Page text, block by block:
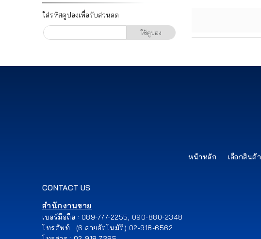
ใส่รหัสคูปองเพื่อรับส่วนลด
ใช้คูปอง
หน้าหลัก เลือกสินค้า
CONTACT US
สำนักงานขาย
เบอร์มือถือ : 089-777-2255, 090-880-2348
โทรศัพท์ : (6 สายอัตโนมัติ) 02-918-6562